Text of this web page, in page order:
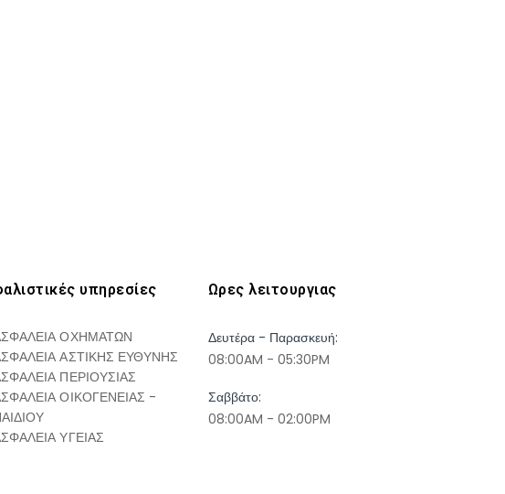
υπηρεσίες
ΟΧΗΜΑΤΩΝ
ΑΣΤΙΚΗΣ ΕΥΘΥΝΗΣ
ΠΕΡΙΟΥΣΙΑΣ
ΟΙΚΟΓΕΝΕΙΑΣ -
ΥΓΕΙΑΣ
Ωρες λειτουργιας
Δευτέρα - Παρασκευή:
08:00AM - 05:30PM
Σαββάτο:
08:00AM - 02:00PM